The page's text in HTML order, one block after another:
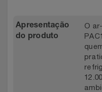
Perfumes
Renner
Safe – Escola De Aviação
Apresentação
do produto
O